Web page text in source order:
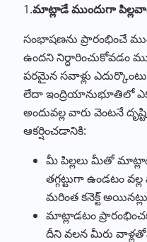
1.మాట్లాడే ముందుగా
సంభాషణను ప్రారంభించే
ఉందని నిర్ధారించుకోవడం
పరమైన సవాళ్లు
లేదా ఇంద్రియానుభూతిలో
అందువల్ల వారు వెంటనే
ఆకర్షించడానికి:
మీ పిల్లలు మీతో
తగ్గట్టుగా ఉండటం
మరింత కనెక్ట్
మాట్లాడటం
దీని వలన మీరు